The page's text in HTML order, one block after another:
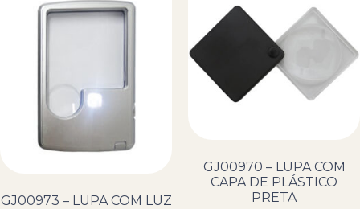
GJ00973 – LUPA COM LUZ
GJ00970 – LUPA COM
CAPA DE PLÁSTICO
PRETA